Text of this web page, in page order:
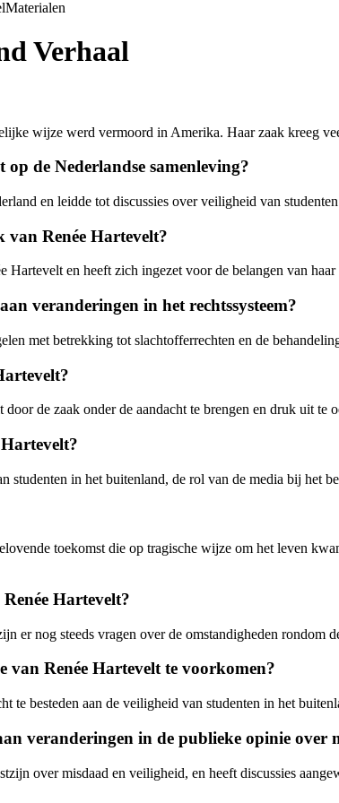
Materialen
Verhaal
wijze werd vermoord in Amerika. Haar zaak kreeg
de Nederlandse samenleving?
en leidde tot discussies over veiligheid van
van Renée Hartevelt?
en heeft zich ingezet voor de belangen van
veranderingen in het rechtssysteem?
met betrekking tot slachtofferrechten en de
de zaak onder de aandacht te brengen en druk uit te
in het buitenland, de rol van de media bij het
toekomst die op tragische wijze om het leven
Hartevelt?
er nog steeds vragen over de omstandigheden rondom
van Renée Hartevelt te voorkomen?
besteden aan de veiligheid van studenten in het
veranderingen in de publieke opinie over
over misdaad en veiligheid, en heeft discussies